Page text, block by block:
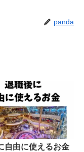
panda
自由に使えるお金